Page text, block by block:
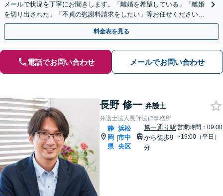
メールで状況を丁寧にお聞きします。「離婚を希望している」「離婚
を切り出された」「不貞の慰謝料請求をしたい」等お任せください。
【リーズナブルな料金設定】
料金表を見る
電話でお問い合わせ メールでお問い合わせ
長野 修一 弁護士
弁護士法人長野法律事務所
静
岡
県
|
浜松
市中
央区
第一通り駅
から徒歩9
分
営業時間：09:00
~19:00（平日）